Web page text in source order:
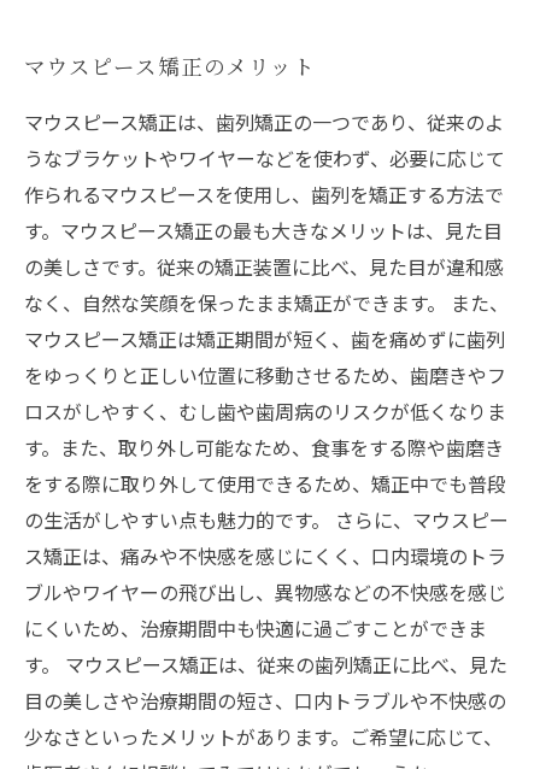
マウスピース矯正のメリット
マウスピース矯正は、歯列矯正の一つであり、従来のよ
うなブラケットやワイヤーなどを使わず、必要に応じて
作られるマウスピースを使用し、歯列を矯正する方法で
す。マウスピース矯正の最も大きなメリットは、見た目
の美しさです。従来の矯正装置に比べ、見た目が違和感
なく、自然な笑顔を保ったまま矯正ができます。 また、
マウスピース矯正は矯正期間が短く、歯を痛めずに歯列
をゆっくりと正しい位置に移動させるため、歯磨きやフ
ロスがしやすく、むし歯や歯周病のリスクが低くなりま
す。また、取り外し可能なため、食事をする際や歯磨き
をする際に取り外して使用できるため、矯正中でも普段
の生活がしやすい点も魅力的です。 さらに、マウスピー
ス矯正は、痛みや不快感を感じにくく、口内環境のトラ
ブルやワイヤーの飛び出し、異物感などの不快感を感じ
にくいため、治療期間中も快適に過ごすことができま
す。 マウスピース矯正は、従来の歯列矯正に比べ、見た
目の美しさや治療期間の短さ、口内トラブルや不快感の
少なさといったメリットがあります。ご希望に応じて、